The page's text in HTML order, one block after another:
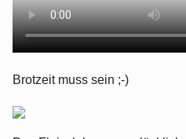
Brotzeit muss sein ;-)